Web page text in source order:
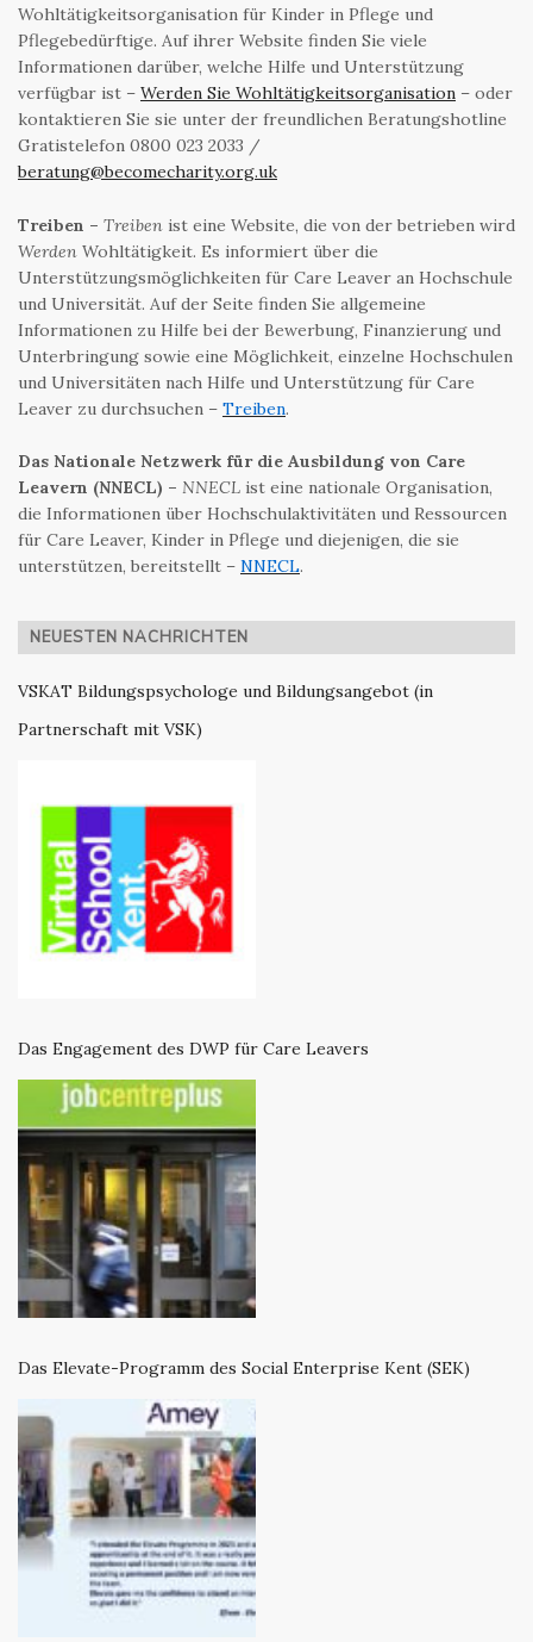
Wohltätigkeitsorganisation für Kinder in Pflege und
Pflegebedürftige. Auf ihrer Website finden Sie viele
Informationen darüber, welche Hilfe und Unterstützung
verfügbar ist – Werden Sie Wohltätigkeitsorganisation – oder
kontaktieren Sie sie unter der freundlichen Beratungshotline
Gratistelefon 0800 023 2033 /
beratung@becomecharity.org.uk
Treiben – Treiben ist eine Website, die von der betrieben wird
Werden Wohltätigkeit. Es informiert über die
Unterstützungsmöglichkeiten für Care Leaver an Hochschule
und Universität. Auf der Seite finden Sie allgemeine
Informationen zu Hilfe bei der Bewerbung, Finanzierung und
Unterbringung sowie eine Möglichkeit, einzelne Hochschulen
und Universitäten nach Hilfe und Unterstützung für Care
Leaver zu durchsuchen – Treiben.
Das Nationale Netzwerk für die Ausbildung von Care
Leavern (NNECL) – NNECL ist eine nationale Organisation,
die Informationen über Hochschulaktivitäten und Ressourcen
für Care Leaver, Kinder in Pflege und diejenigen, die sie
unterstützen, bereitstellt – NNECL.
NEUESTEN NACHRICHTEN
VSKAT Bildungspsychologe und Bildungsangebot (in
Partnerschaft mit VSK)
Das Engagement des DWP für Care Leavers
Das Elevate-Programm des Social Enterprise Kent (SEK)